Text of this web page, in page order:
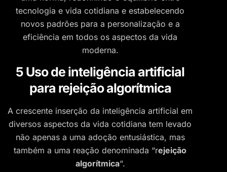
tecnologia e vida cotidiana e estabelecendo
novos padrões para a personalização e a
eficiência em todos os aspectos da vida
moderna.
5 Uso de inteligência artificial
para rejeição algorítmica
A crescente inserção da inteligência artificial em
diversos aspectos da vida cotidiana tem levado
não apenas a uma adoção entusiástica, mas
também a uma reação denominada “rejeição
algorítmica“.